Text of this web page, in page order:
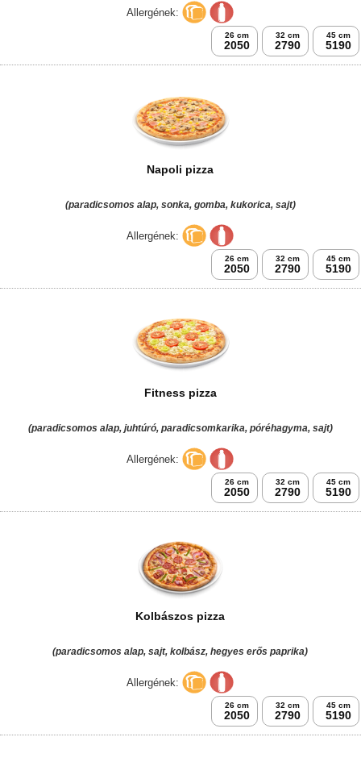
Allergének:
26 cm
2050
32 cm
2790
45 cm
5190
Napoli pizza
(paradicsomos alap, sonka, gomba, kukorica, sajt)
Allergének:
26 cm
2050
32 cm
2790
45 cm
5190
Fitness pizza
(paradicsomos alap, juhtúró, paradicsomkarika, póréhagyma, sajt)
Allergének:
26 cm
2050
32 cm
2790
45 cm
5190
Kolbászos pizza
(paradicsomos alap, sajt, kolbász, hegyes erős paprika)
Allergének:
26 cm
2050
32 cm
2790
45 cm
5190